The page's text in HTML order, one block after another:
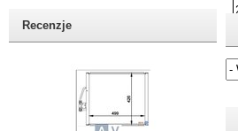
Recenzje